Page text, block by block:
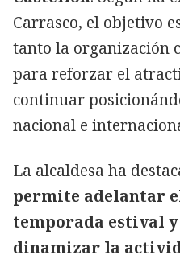
Carrasco, el objetivo
tanto la organización
para reforzar el
continuar
nacional e
La alcaldesa ha
permite adelantar
temporada estival
dinamizar la